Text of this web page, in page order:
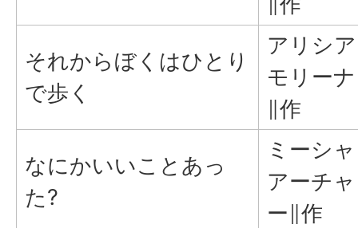
それからぼくはひとり
で歩く
アリシ
モリーナ
∥作
なにかいいことあっ
た?
ミーシ
アーチャ
ー∥作